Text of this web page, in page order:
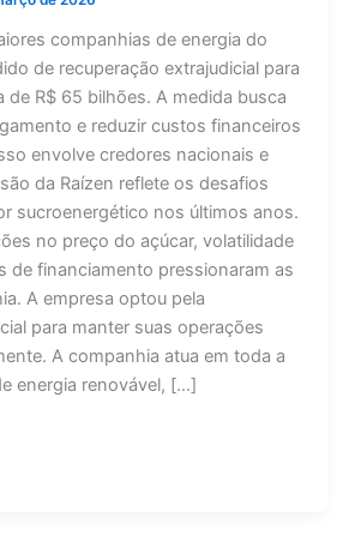
companhias de energia do
de recuperação extrajudicial para
de R$ 65 bilhões. A medida busca
e reduzir custos financeiros
envolve credores nacionais e
da Raízen reflete os desafios
sucroenergético nos últimos anos.
no preço do açúcar, volatilidade
de financiamento pressionaram as
A empresa optou pela
para manter suas operações
A companhia atua em toda a
energia renovável, […]